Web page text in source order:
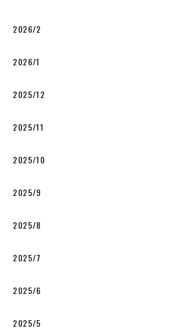
2026/2
2026/1
2025/12
2025/11
2025/10
2025/9
2025/8
2025/7
2025/6
2025/5